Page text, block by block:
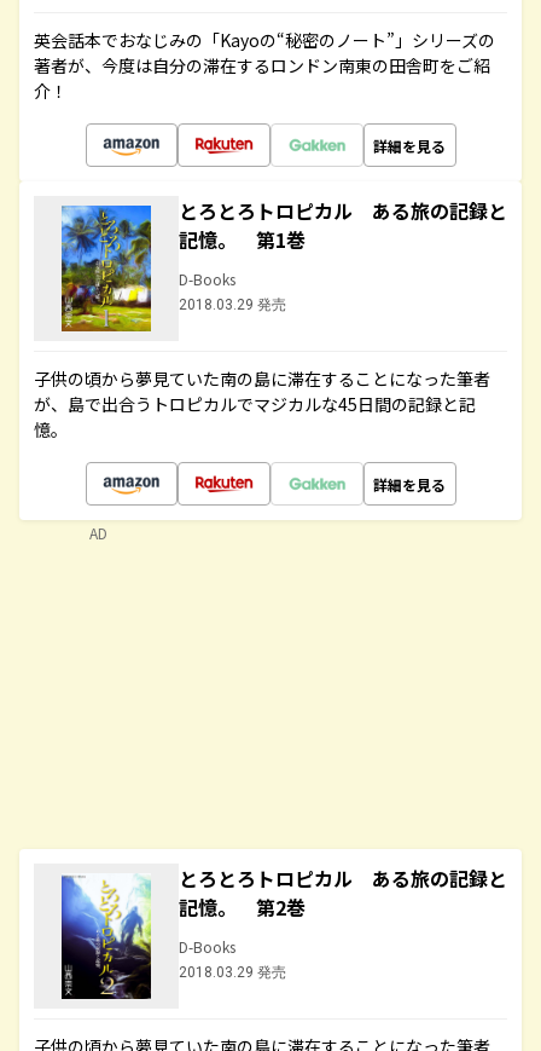
英会話本でおなじみの「Kayoの“秘密のノート”」シリーズの
著者が、今度は自分の滞在するロンドン南東の田舎町をご紹
介！
詳細を見る
とろとろトロピカル ある旅の記録と
記憶。 第1巻
D-Books
2018.03.29 発売
子供の頃から夢見ていた南の島に滞在することになった筆者
が、島で出合うトロピカルでマジカルな45日間の記録と記
憶。
詳細を見る
とろとろトロピカル ある旅の記録と
記憶。 第2巻
D-Books
2018.03.29 発売
子供の頃から夢見ていた南の島に滞在することになった筆者
AD